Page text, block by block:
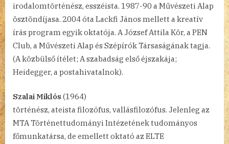
irodalomtörténész, esszéista. 1987-90 a Művészeti Alap
ösztöndíjasa. 2004 óta Lackfi János mellett a kreatív
írás program egyik oktatója. A József Attila Kör, a PEN
Club, a Művészeti Alap és Szépírók Társaságának tagja.
(A közbülső ítélet; A szabadság első éjszakája;
Heidegger, a postahivatalnok).
Szalai Miklós (1964)
történész, ateista filozófus, vallásfilozófus. Jelenleg az
MTA Történettudományi Intézetének tudományos
főmunkatársa, de emellett oktató az ELTE